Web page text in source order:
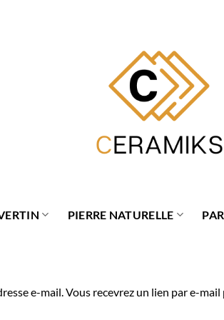
PIERRE NATURELLE
e-mail. Vous recevrez un lien par e-